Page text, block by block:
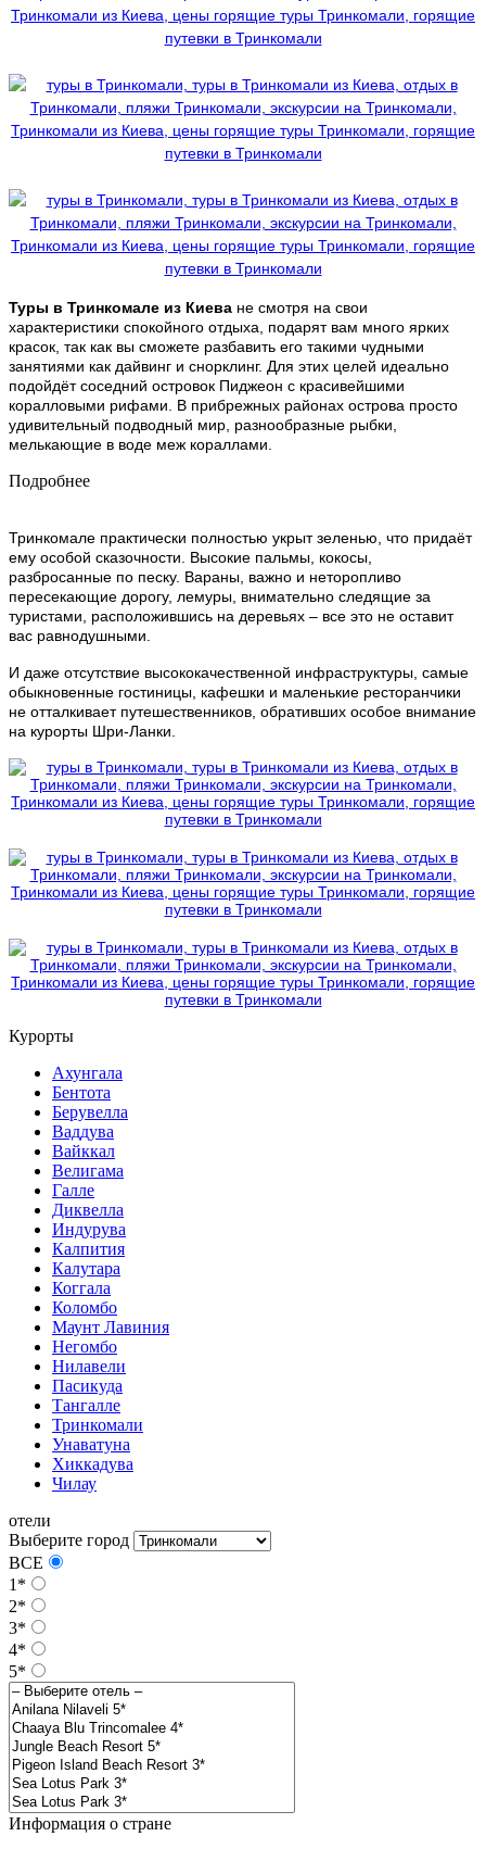
Туры в Тринкомале из Киева не смотря на свои
характеристики спокойного отдыха, подарят вам много ярких
красок, так как вы сможете разбавить его такими чудными
занятиями как дайвинг и снорклинг. Для этих целей идеально
подойдёт соседний островок Пиджеон с красивейшими
коралловыми рифами. В прибрежных районах острова просто
удивительный подводный мир, разнообразные рыбки,
мелькающие в воде меж кораллами.
Подробнее
Тринкомале практически полностью укрыт зеленью, что придаёт
ему особой сказочности. Высокие пальмы, кокосы,
разбросанные по песку. Вараны, важно и неторопливо
пересекающие дорогу, лемуры, внимательно следящие за
туристами, расположившись на деревьях – все это не оставит
вас равнодушными.
И даже отсутствие высококачественной инфраструктуры, самые
обыкновенные гостиницы, кафешки и маленькие ресторанчики
не отталкивает путешественников, обративших особое внимание
на курорты Шри-Ланки.
Курорты
Ахунгала
Бентота
Берувелла
Ваддува
Вайккал
Велигама
Галле
Диквелла
Индурува
Калпития
Калутара
Коггала
Коломбо
Маунт Лавиния
Негомбо
Нилавели
Пасикуда
Тангалле
Тринкомали
Унаватуна
Хиккадува
Чилау
отели
Выберите город
ВСЕ
1*
2*
3*
4*
5*
Информация о стране